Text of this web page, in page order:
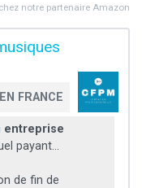
notre partenaire Amazon
FRANCE
entreprise
payant...
de fin de